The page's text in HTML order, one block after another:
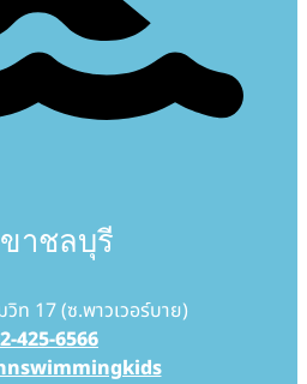
าชลบุรี
ท 17 (ซ.พาวเวอร์บาย)
425-6566